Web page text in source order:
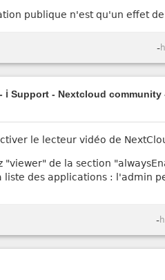
publique n'est qu'un effet
-
Support - Nextcloud community
le lecteur vidéo de
de la section
des applications : l'admin
-